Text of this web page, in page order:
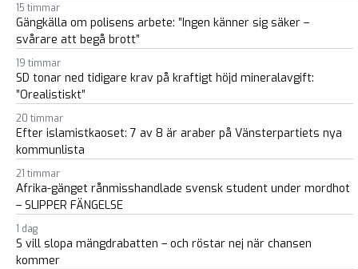
15 timmar
Gängkälla om polisens arbete: ”Ingen känner sig säker –
svårare att begå brott”
19 timmar
SD tonar ned tidigare krav på kraftigt höjd mineralavgift:
”Orealistiskt”
20 timmar
Efter islamistkaoset: 7 av 8 är araber på Vänsterpartiets nya
kommunlista
21 timmar
Afrika-gänget rånmisshandlade svensk student under mordhot
– SLIPPER FÄNGELSE
1 dag
S vill slopa mängdrabatten – och röstar nej när chansen
kommer